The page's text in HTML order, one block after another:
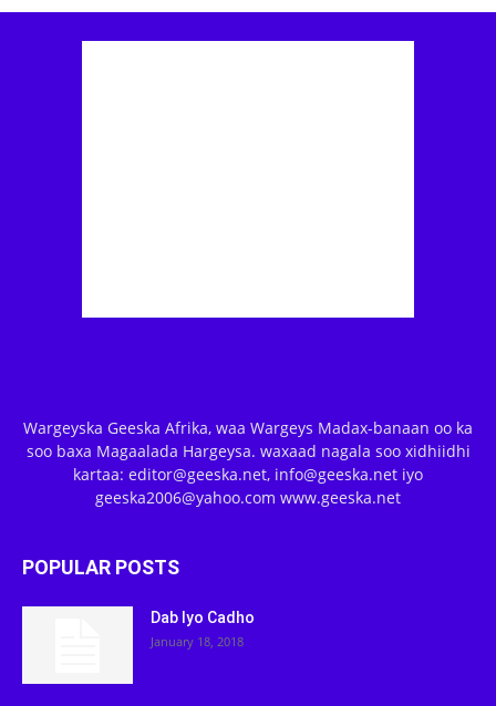
Wargeyska Geeska Afrika, waa Wargeys Madax-banaan oo ka
soo baxa Magaalada Hargeysa. waxaad nagala soo xidhiidhi
kartaa: editor@geeska.net, info@geeska.net iyo
geeska2006@yahoo.com www.geeska.net
POPULAR POSTS
Dab Iyo Cadho
January 18, 2018